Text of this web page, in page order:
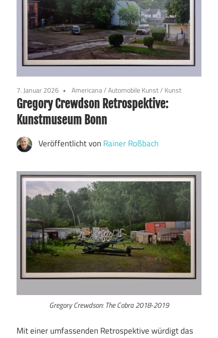
7. Januar 2026 Americana/Automobile Kunst/ Kunst
Gregory Crewdson Retrospektive:
Kunstmuseum Bonn
Veröffentlicht von Rainer Roßbach
Gregory Crewdson: The Cobra 2018-2019
Mit einer umfassenden Retrospektive würdigt das